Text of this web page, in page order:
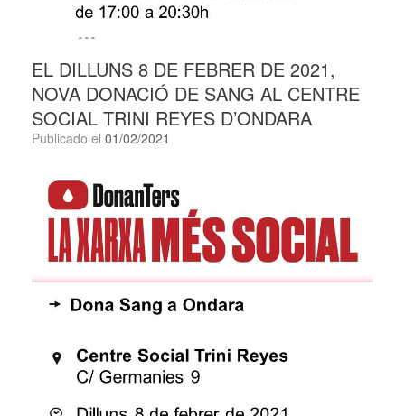
EL DILLUNS 8 DE FEBRER DE 2021,
NOVA DONACIÓ DE SANG AL CENTRE
SOCIAL TRINI REYES D’ONDARA
Publicado el 01/02/2021